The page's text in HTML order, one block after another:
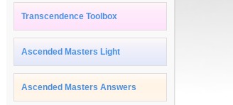
Transcendence Toolbox
Ascended Masters Light
Ascended Masters Answers